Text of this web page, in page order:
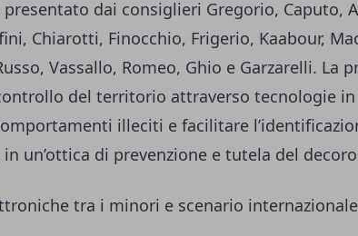
presentato dai consiglieri Gregorio, Caputo,
Chiarotti, Finocchio, Frigerio, Kaabour,
Vassallo, Romeo, Ghio e Garzarelli. La
del territorio attraverso tecnologie
illeciti e facilitare
un’ottica di prevenzione e tutela del
tra i minori e scenario internazionale